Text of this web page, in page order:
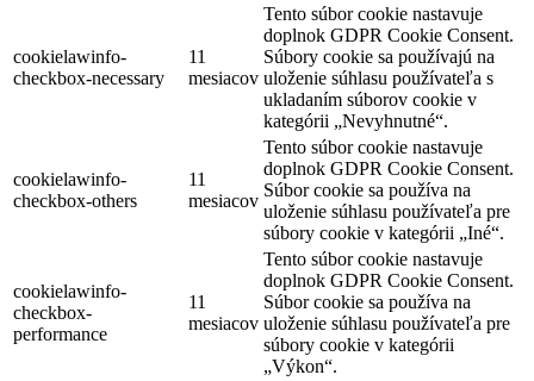
cookielawinfo-
checkbox-necessary
11
mesiacov
Tento súbor cookie nastavuje
doplnok GDPR Cookie Consent.
Súbory cookie sa používajú na
uloženie súhlasu používateľa s
ukladaním súborov cookie v
kategórii „Nevyhnutné“.
cookielawinfo-
checkbox-others
11
mesiacov
Tento súbor cookie nastavuje
doplnok GDPR Cookie Consent.
Súbor cookie sa používa na
uloženie súhlasu používateľa pre
súbory cookie v kategórii „Iné“.
cookielawinfo-
checkbox-
performance
11
mesiacov
Tento súbor cookie nastavuje
doplnok GDPR Cookie Consent.
Súbor cookie sa používa na
uloženie súhlasu používateľa pre
súbory cookie v kategórii
„Výkon“.